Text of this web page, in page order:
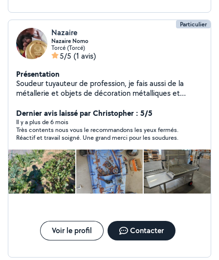
Particulier
Nazaire
Nazaire Nomo
Torcé (Torcé)
5/5 (1 avis)
Présentation
Soudeur tuyauteur de profession, je fais aussi de la
métallerie et objets de décoration métalliques et
bien équipés),proposent ses services.
Dernier avis laissé par Christopher : 5/5
Il y a plus de 6 mois
Très contents nous vous le recommandons les yeux fermés.
Réactif et travail soigné. Une grand merci pour les soudures.
Voir le profil Contacter